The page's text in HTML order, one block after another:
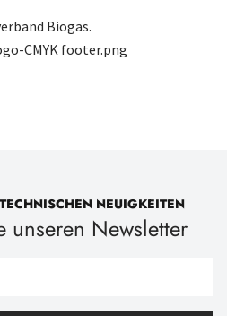
Biogas.
NEUIGKEITEN
unseren Newsletter